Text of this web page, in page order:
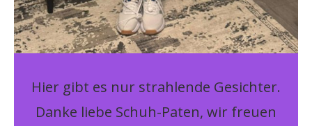
Hier gibt es nur strahlende Gesichter.
Danke liebe Schuh-Paten, wir freuen